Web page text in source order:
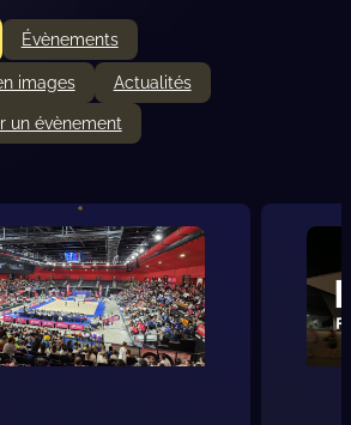
Évènements
images
Actualités
un évènement